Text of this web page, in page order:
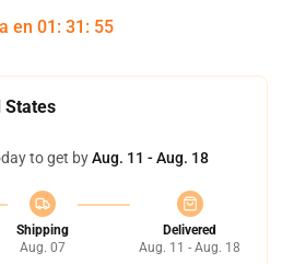
en 01 : 31 : 54
States
to get byAug. 11 - Aug. 18
Shipping
Aug. 07
Delivered
Aug. 11 - Aug. 18